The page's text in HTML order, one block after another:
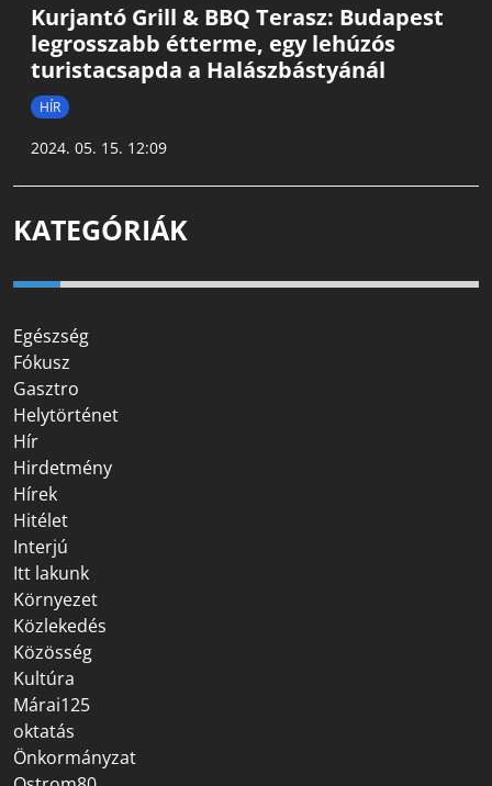
Kurjantó Grill & BBQ Terasz: Budapest
legrosszabb étterme, egy lehúzós
turistacsapda a Halászbástyánál
HÍR
2024. 05. 15. 12:09
KATEGÓRIÁK
Egészség
Fókusz
Gasztro
Helytörténet
Hír
Hirdetmény
Hírek
Hitélet
Interjú
Itt lakunk
Környezet
Közlekedés
Közösség
Kultúra
Márai125
oktatás
Önkormányzat